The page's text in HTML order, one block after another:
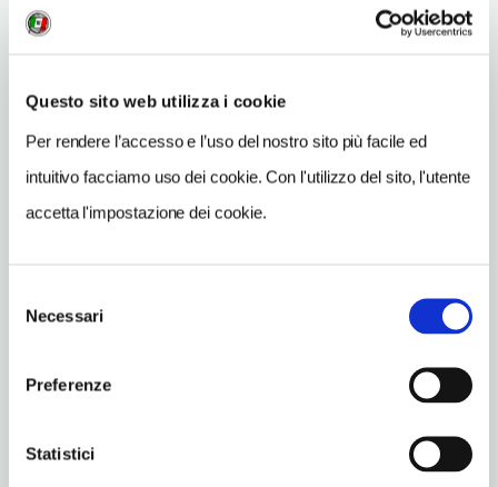
Questo sito web utilizza i cookie
Per rendere l’accesso e l’uso del nostro sito più facile ed
intuitivo facciamo uso dei cookie. Con l'utilizzo del sito, l'utente
accetta l'impostazione dei cookie.
delNecessari
Preferenze
Statistici
SITO WEB
INDIRIZZO EMAIL
info@hotelcursula.com
TELEFONO
074376206
NUMERO COPERTI
ORARI DI APERTURA